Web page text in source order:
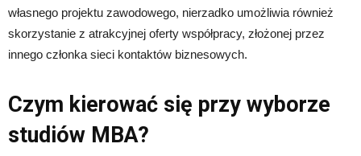
własnego projektu zawodowego, nierzadko umożliwia również
skorzystanie z atrakcyjnej oferty współpracy, złożonej przez
innego członka sieci kontaktów biznesowych.
Czym kierować się przy wyborze
studiów MBA?